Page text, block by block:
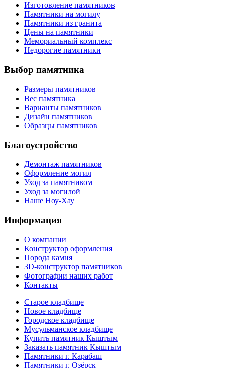
Изготовление памятников
Памятники на могилу
Памятники из гранита
Цены на памятники
Мемориальный комплекс
Недорогие памятники
Выбор памятника
Размеры памятников
Вес памятника
Варианты памятников
Дизайн памятников
Образцы памятников
Благоустройство
Демонтаж памятников
Оформление могил
Уход за памятником
Уход за могилой
Наше Ноу-Хау
Информация
О компании
Конструктор оформления
Порода камня
3D-конструктор памятников
Фотографии наших работ
Контакты
Старое кладбище
Новое кладбище
Городское кладбище
Мусульманское кладбище
Купить памятник Кыштым
Заказать памятник Кыштым
Памятники г. Карабаш
Памятники г. Озёрск